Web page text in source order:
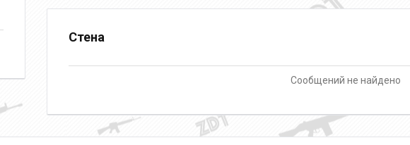
Стена
Сообщений не найдено